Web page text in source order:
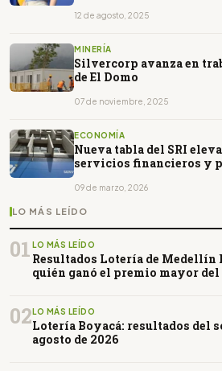
12 de agosto, 2025
MINERÍA
Silvercorp avanza en
de El Domo
07 de noviembre, 2025
ECONOMÍA
Nueva tabla del SRI
servicios financieros y
09 de marzo, 2026
LO MÁS LEÍDO
01 LO MÁS LEÍDO
Resultados Lotería de Medellín
quién ganó el premio mayor del
02 LO MÁS LEÍDO
Lotería Boyacá: resultados del
agosto de 2026